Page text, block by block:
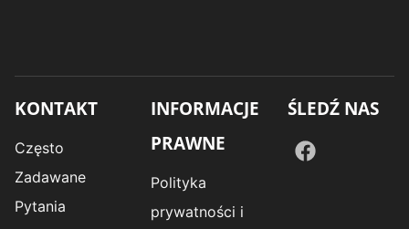
KONTAKT
Często
Zadawane
Pytania
INFORMACJE
PRAWNE
Polityka
prywatności i
ŚLEDŹ NAS